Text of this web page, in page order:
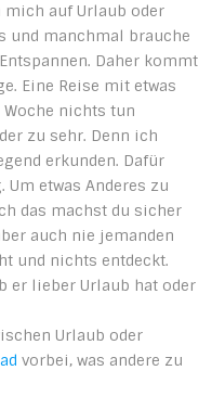
auf Urlaub oder
und manchmal brauche
Daher kommt
Eine Reise mit etwas
nichts tun
zu sehr. Denn ich
erkunden. Dafür
Um etwas Anderes zu
das machst du sicher
auch nie jemanden
und nichts entdeckt.
er lieber Urlaub hat oder
Urlaub oder
vorbei, was andere zu